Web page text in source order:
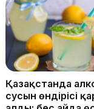
Қазақстанда
сусын өндірісі